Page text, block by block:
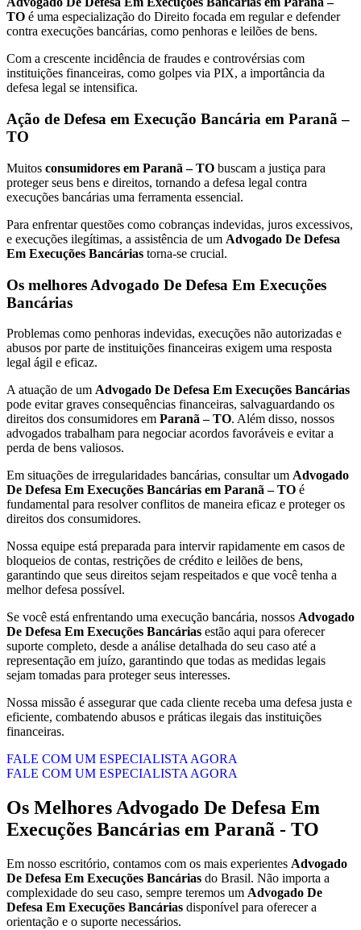
TO é uma especialização do Direito focada em regular e defender
contra execuções bancárias, como penhoras e leilões de bens.
Com a crescente incidência de fraudes e controvérsias com
instituições financeiras, como golpes via PIX, a importância da
defesa legal se intensifica.
Ação de Defesa em Execução Bancária em Paranã –
TO
Muitos consumidores em Paranã – TO buscam a justiça para
proteger seus bens e direitos, tornando a defesa legal contra
execuções bancárias uma ferramenta essencial.
Para enfrentar questões como cobranças indevidas, juros excessivos,
e execuções ilegítimas, a assistência de um Advogado De Defesa
Em Execuções Bancárias torna-se crucial.
Os melhores Advogado De Defesa Em Execuções
Bancárias
Problemas como penhoras indevidas, execuções não autorizadas e
abusos por parte de instituições financeiras exigem uma resposta
legal ágil e eficaz.
A atuação de um Advogado De Defesa Em Execuções Bancárias
pode evitar graves consequências financeiras, salvaguardando os
direitos dos consumidores em Paranã – TO. Além disso, nossos
advogados trabalham para negociar acordos favoráveis e evitar a
perda de bens valiosos.
Em situações de irregularidades bancárias, consultar um Advogado
De Defesa Em Execuções Bancárias em Paranã – TO é
fundamental para resolver conflitos de maneira eficaz e proteger os
direitos dos consumidores.
Nossa equipe está preparada para intervir rapidamente em casos de
bloqueios de contas, restrições de crédito e leilões de bens,
garantindo que seus direitos sejam respeitados e que você tenha a
melhor defesa possível.
Se você está enfrentando uma execução bancária, nossos Advogado
De Defesa Em Execuções Bancárias estão aqui para oferecer
suporte completo, desde a análise detalhada do seu caso até a
representação em juízo, garantindo que todas as medidas legais
sejam tomadas para proteger seus interesses.
Nossa missão é assegurar que cada cliente receba uma defesa justa e
eficiente, combatendo abusos e práticas ilegais das instituições
financeiras.
FALE COM UM ESPECIALISTA AGORA
FALE COM UM ESPECIALISTA AGORA
Os Melhores Advogado De Defesa Em
Execuções Bancárias em Paranã - TO
Em nosso escritório, contamos com os mais experientes Advogado
De Defesa Em Execuções Bancárias do Brasil. Não importa a
complexidade do seu caso, sempre teremos um Advogado De
Defesa Em Execuções Bancárias disponível para oferecer a
orientação e o suporte necessários.